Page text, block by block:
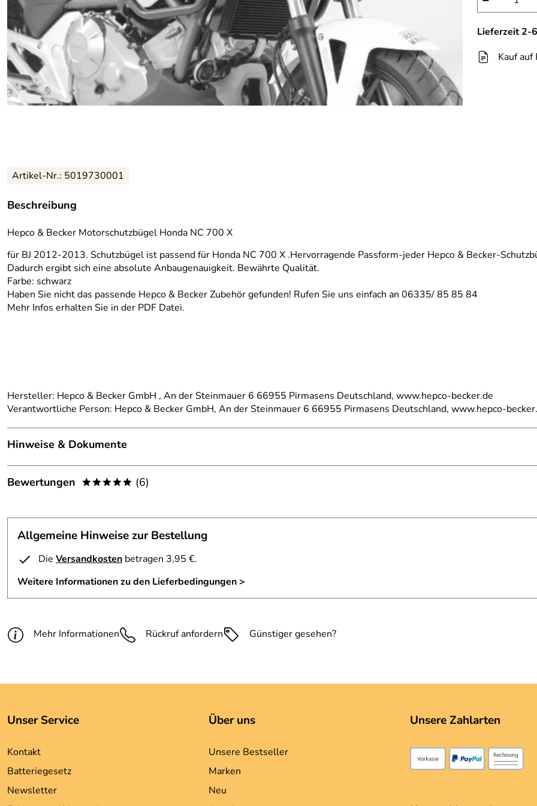
Lieferzeit 2-
Kauf auf
Artikel-Nr.: 5019730001
Beschreibung
Hepco & Becker Motorschutzbügel Honda NC 700 X
für BJ 2012-2013. Schutzbügel ist passend für Honda NC 700 X .Hervorragende Passform-jeder Hepco & Becker-
Dadurch ergibt sich eine absolute Anbaugenauigkeit. Bewährte Qualität.
Farbe: schwarz
Haben Sie nicht das passende Hepco & Becker Zubehör gefunden! Rufen Sie uns einfach an 06335/ 85 85 84
Mehr Infos erhalten Sie in der PDF Datei.
Hersteller: Hepco & Becker GmbH , An der Steinmauer 6 66955 Pirmasens Deutschland, www.hepco-becker.de
Verantwortliche Person: Hepco & Becker GmbH, An der Steinmauer 6 66955 Pirmasens Deutschland, www.hepco-
Hinweise & Dokumente
Dokumente zum Download:
Bewertungen ***** (6)
1
Klaus
Verifizierte Bewertung
Alles Bestens.
Oliver
*****
Verifizierte Bewertung
Schnelle Lieferung,toller Service,kann ich sehr empfehlen.Die Paßgenauigkeit des Bügels ist sehr gut auch für NC 750 X.
Vielen Dank.
Kaufdatum: 22.10.2014
Bewertungsdatum: 07.11.2014
Allgemeine Hinweise zur Bestellung
Die Versandkosten betragen 3,95 €.
Weitere Informationen zu den Lieferbedingungen >
Mehr Informationen Rückruf anfordern Günstiger gesehen?
Unser Service
Kontakt
Batteriegesetz
Newsletter
Über uns
Unsere Bestseller
Marken
Neu
Unsere Zahlarten